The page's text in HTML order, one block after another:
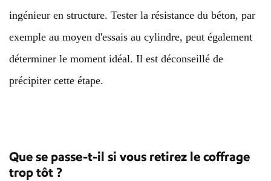
ingénieur en structure. Tester la résistance du béton, par
exemple au moyen d'essais au cylindre, peut également
déterminer le moment idéal. Il est déconseillé de
précipiter cette étape.
Que se passe-t-il si vous retirez le coffrage
trop tôt ?